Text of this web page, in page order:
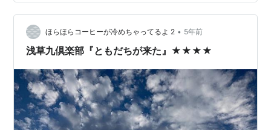
上武子 愛希れいかさん 井上末子 駒井蓮さん 徳川昭武 板
垣李光人さん 高松凌雲 細田善…
ほらほらコーヒーが冷めちゃってるよ 2 • 5年前
浅草九倶楽部『ともだちが来た』★★★★